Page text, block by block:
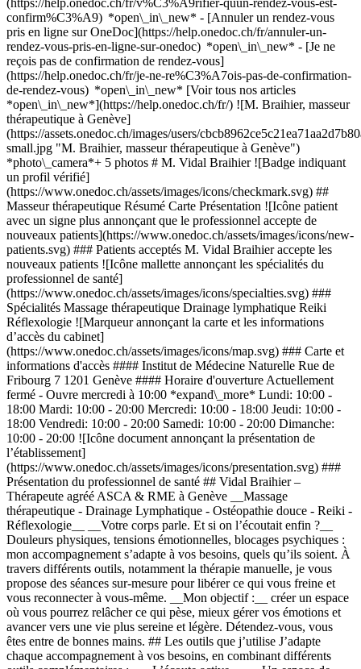
(https://help.onedoc.ch/fr/v%C3%A9rifier-quun-rendez-vous-est-
confirm%C3%A9) *open\_in\_new* - [Annuler un rendez-vous
pris en ligne sur OneDoc](https://help.onedoc.ch/fr/annuler-un-
rendez-vous-pris-en-ligne-sur-onedoc) *open\_in\_new* - [Je ne
reçois pas de confirmation de rendez-vous]
(https://help.onedoc.ch/fr/je-ne-re%C3%A7ois-pas-de-confirmation-
de-rendez-vous) *open\_in\_new* [Voir tous nos articles
*open\_in\_new*](https://help.onedoc.ch/fr/) ![M. Braihier, masseur
thérapeutique à Genève]
(https://assets.onedoc.ch/images/users/
small.jpg "M. Braihier, masseur thérapeutique à Genève")
*photo\_camera*+ 5 photos # M. Vidal Braihier ![Badge indiquant
un profil vérifié]
(https://www.onedoc.ch/assets/images/icons/checkmark.svg) ##
Masseur thérapeutique Résumé Carte Présentation ![Icône patient
avec un signe plus annonçant que le professionnel accepte de
nouveaux patients](https://www.onedoc.ch/assets/images/icons/new-
patients.svg) ### Patients acceptés M. Vidal Braihier accepte les
nouveaux patients ![Icône mallette annonçant les spécialités du
professionnel de santé]
(https://www.onedoc.ch/assets/images/icons/specialties.svg) ###
Spécialités Massage thérapeutique Drainage lymphatique Reiki
Réflexologie ![Marqueur annonçant la carte et les informations
d’accès du cabinet]
(https://www.onedoc.ch/assets/images/icons/map.svg) ### Carte et
informations d'accès #### Institut de Médecine Naturelle Rue de
Fribourg 7 1201 Genève #### Horaire d'ouverture Actuellement
fermé - Ouvre mercredi à 10:00 *expand\_more* Lundi: 10:00 -
18:00 Mardi: 10:00 - 20:00 Mercredi: 10:00 - 18:00 Jeudi: 10:00 -
18:00 Vendredi: 10:00 - 20:00 Samedi: 10:00 - 20:00 Dimanche:
10:00 - 20:00 ![Icône document annonçant la présentation de
l’établissement]
(https://www.onedoc.ch/assets/images/icons/presentation.svg) ###
Présentation du professionnel de santé ## Vidal Braihier –
Thérapeute agréé ASCA & RME à Genève __Massage
thérapeutique - Drainage Lymphatique - Ostéopathie douce - Reiki -
Réflexologie__ __Votre corps parle. Et si on l’écoutait enfin ?__
Douleurs physiques, tensions émotionnelles, blocages psychiques :
mon accompagnement s’adapte à vos besoins, quels qu’ils soient. À
travers différents outils, notamment la thérapie manuelle, je vous
propose des séances sur-mesure pour libérer ce qui vous freine et
vous reconnecter à vous-même. __Mon objectif :__ créer un espace
où vous pourrez relâcher ce qui pèse, mieux gérer vos émotions et
avancer vers une vie plus sereine et légère. Détendez-vous, vous
êtes entre de bonnes mains. ## Les outils que j’utilise J’adapte
chaque accompagnement à vos besoins, en combinant différents